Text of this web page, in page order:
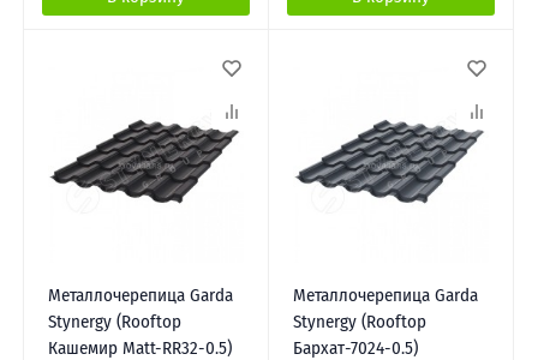
Металлочерепица Garda
Stynergy (Rooftop
Кашемир Matt-RR32-0.5)
Металлочерепица Garda
Stynergy (Rooftop
Бархат-7024-0.5)